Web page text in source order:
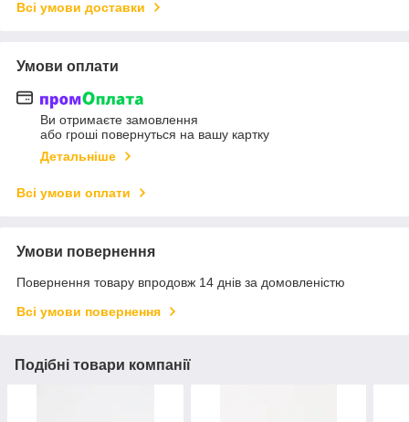
Всі умови доставки
Умови оплати
Ви отримаєте замовлення
або гроші повернуться на вашу картку
Детальніше
Всі умови оплати
Умови повернення
Повернення товару впродовж 14 днів за домовленістю
Всі умови повернення
Подібні товари компанії